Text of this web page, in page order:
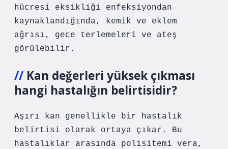
hücresi eksikliği enfeksiyondan
kaynaklandığında, kemik ve eklem
ağrısı, gece terlemeleri ve ateş
görülebilir.
Kan değerleri yüksek çıkması
hangi hastalığın belirtisidir?
Aşırı kan genellikle bir hastalık
belirtisi olarak ortaya çıkar. Bu
hastalıklar arasında polisitemi vera,